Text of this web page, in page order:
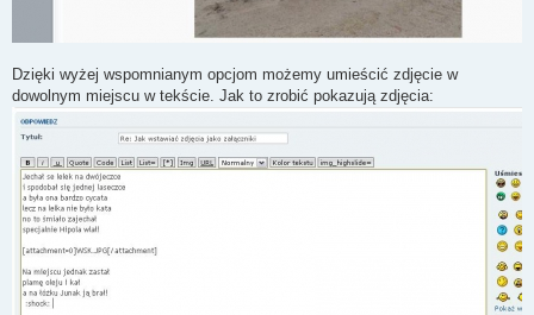
Dzięki wyżej wspomnianym opcjom możemy umieścić zdjęcie w
dowolnym miejscu w tekście. Jak to zrobić pokazują zdjęcia: